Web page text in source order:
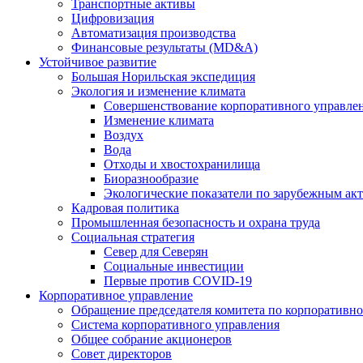
Транспортные активы
Цифровизация
Автоматизация производства
Финансовые результаты (MD&A)
Устойчивое развитие
Большая Норильская экспедиция
Экология и изменение климата
Совершенствование корпоративного
Изменение климата
Воздух
Вода
Отходы и хвостохранилища
Биоразнообразие
Экологические показатели по зарубежным
Кадровая политика
Промышленная безопасность и охрана труда
Социальная стратегия
Север для Северян
Социальные инвестиции
Первые против COVID‑19
Корпоративное управление
Обращение председателя комитета по
Система корпоративного управления
Общее собрание акционеров
Совет директоров